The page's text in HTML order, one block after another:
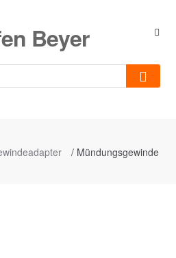
Beyer
/ Mündungsgewinde